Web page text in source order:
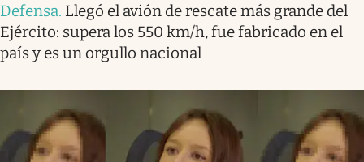
Defensa. Llegó el avión de rescate más grande del
Ejército: supera los 550 km/h, fue fabricado en el
país y es un orgullo nacional